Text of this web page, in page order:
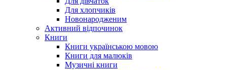
Для хлопчиків
Новонародженим
Активний відпочинок
Книги
Книги українською мовою
Книги для малюків
Музичні книги